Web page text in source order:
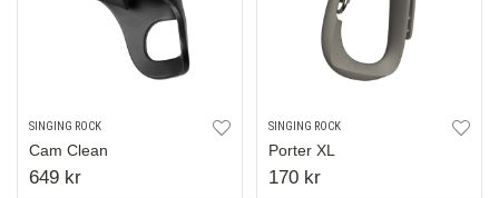
SINGING ROCK
Cam Clean
649 kr
SINGING ROCK
Porter XL
170 kr